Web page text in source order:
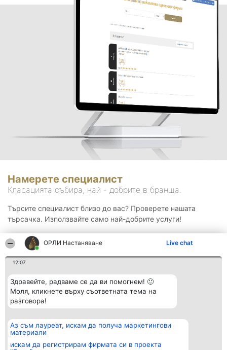
ОРЛИ Настаняване Live chat
12:07
Здравейте, радваме се да ви помогнем! 🙂
Моля, кликнете върху съответната тема на
разговора!
Аз съм лауреат, искам да получа маркетингови
материали
искам да регистрирам фирмата си в проекта
Намерете специалист
Класацията събира, най - добрите в бранша.
Търсите специалист близо до вас? Проверете нашата
търсачка. Използвайте само най-добрите услуги!
Организатор на
класиране
BulevardulAleea Timișul De
Класация
всички
Контакти